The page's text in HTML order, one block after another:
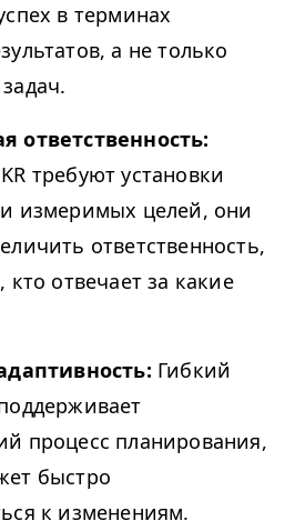
в терминах
а не только
ответственность:
требуют установки
измеримых целей, они
ответственность,
отвечает за какие
Гибкий
процесс планирования,
быстро
к изменениям.